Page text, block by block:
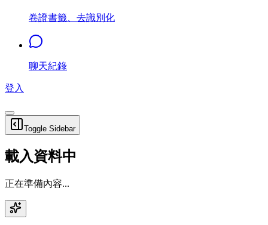
卷證書籤、去識別化
聊天紀錄
登入
Toggle Sidebar
載入資料中
正在準備內容...